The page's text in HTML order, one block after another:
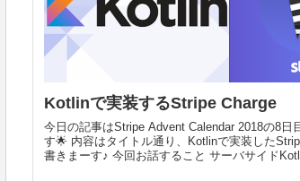
Kotlinで実装するStripe Charge
今日の記事はStripe Advent Calendar 2018の8日
す🌟 内容はタイトル通り、Kotlinで実装したStripeChargeについて
書きまーす♪ 今回お話すること サーバサイド